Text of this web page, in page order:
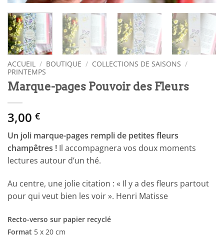
ACCUEIL / BOUTIQUE / COLLECTIONS DE SAISONS /
PRINTEMPS
Marque-pages Pouvoir des Fleurs
3,00 €
Un joli marque-pages rempli de petites fleurs
champêtres ! Il accompagnera vos doux moments
lectures autour d’un thé.
Au centre, une jolie citation : « Il y a des fleurs partout
pour qui veut bien les voir ». Henri Matisse
Recto-verso sur papier recyclé
Format 5 x 20 cm